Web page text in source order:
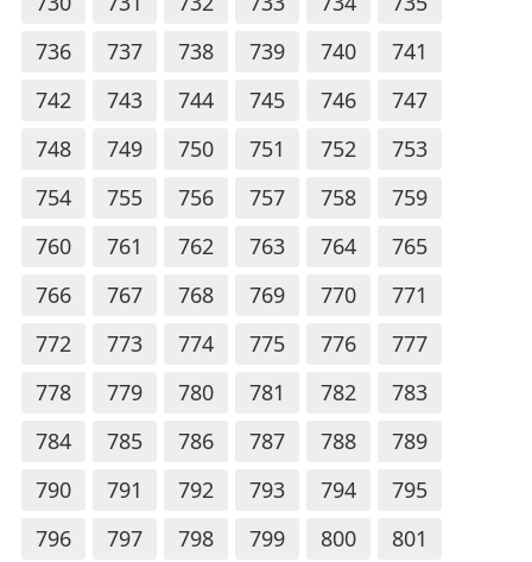
736
737 738 739 740
741
742
743 744 745 746
747
748
749 750 751 752
753
754
755 756 757 758
759
760
761 762 763 764
765
766
767 768 769 770
771
772
773 774 775 776
777
778
779 780 781 782
783
784
785 786 787 788
789
790
791 792 793 794
795
796
797 798 799 800
801